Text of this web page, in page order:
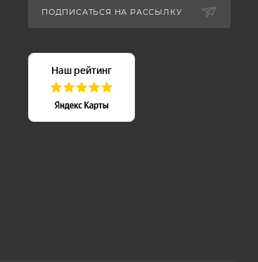
ПОДПИСАТЬСЯ НА РАССЫЛКУ